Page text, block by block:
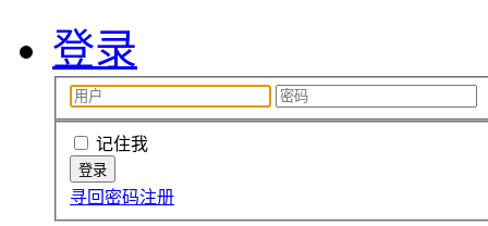
登录
记住我
寻回密码注册